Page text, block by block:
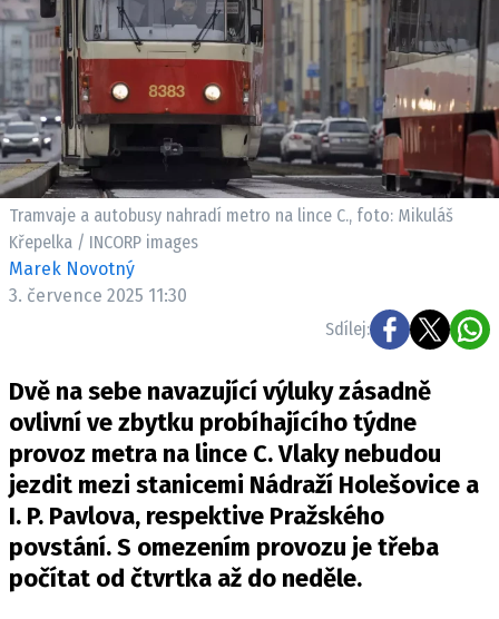
SPORT
SLEDUJTE NÁS NA
Máte příběh, fotku nebo video?
Pošlete e-mail na newsbox.cz
ETICKÝ KODEX
INZERCE
OSOBNÍ ÚDAJE / COOKIES
VOLNÁ MÍSTA
Provozovatelem serveru newsbox.cz je
Tramvaje a autobusy nahradí metro na lince C., foto: Mikuláš
Křepelka / INCORP images
Marek Novotný
3. července 2025 11:30
Sdílej:
Dvě na sebe navazující výluky zásadně
ovlivní ve zbytku probíhajícího týdne
provoz metra na lince C. Vlaky nebudou
jezdit mezi stanicemi Nádraží Holešovice a
I. P. Pavlova, respektive Pražského
povstání. S omezením provozu je třeba
počítat od čtvrtka až do neděle.